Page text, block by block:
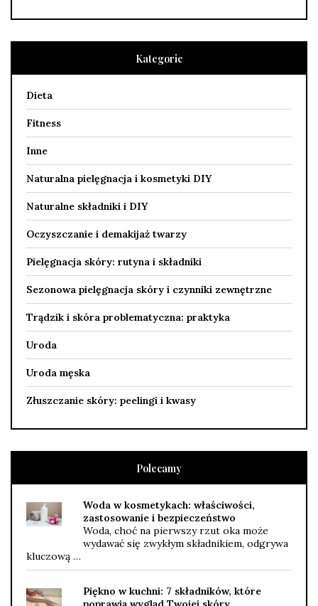
Kategorie
Dieta
Fitness
Inne
Naturalna pielęgnacja i kosmetyki DIY
Naturalne składniki i DIY
Oczyszczanie i demakijaż twarzy
Pielęgnacja skóry: rutyna i składniki
Sezonowa pielęgnacja skóry i czynniki zewnętrzne
Trądzik i skóra problematyczna: praktyka
Uroda
Uroda męska
Złuszczanie skóry: peelingi i kwasy
Polecamy
Woda w kosmetykach: właściwości,
zastosowanie i bezpieczeństwo
Woda, choć na pierwszy rzut oka może
wydawać się zwykłym składnikiem, odgrywa
kluczową …
Piękno w kuchni: 7 składników, które